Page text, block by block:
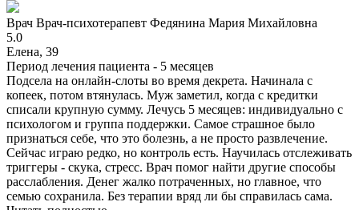
Врач Врач-психотерапевт Федянина Мария Михайловна
5.0
Елена, 39
Период лечения пациента - 5 месяцев
Подсела на онлайн-слоты во время декрета. Начинала с
копеек, потом втянулась. Муж заметил, когда с кредитки
списали крупную сумму. Лечусь 5 месяцев: индивидуально с
психологом и группа поддержки. Самое страшное было
признаться себе, что это болезнь, а не просто развлечение.
Сейчас играю редко, но контроль есть. Научилась отслеживать
триггеры - скука, стресс. Врач помог найти другие способы
расслабления. Денег жалко потраченных, но главное, что
семью сохранила. Без терапии вряд ли бы справилась сама.